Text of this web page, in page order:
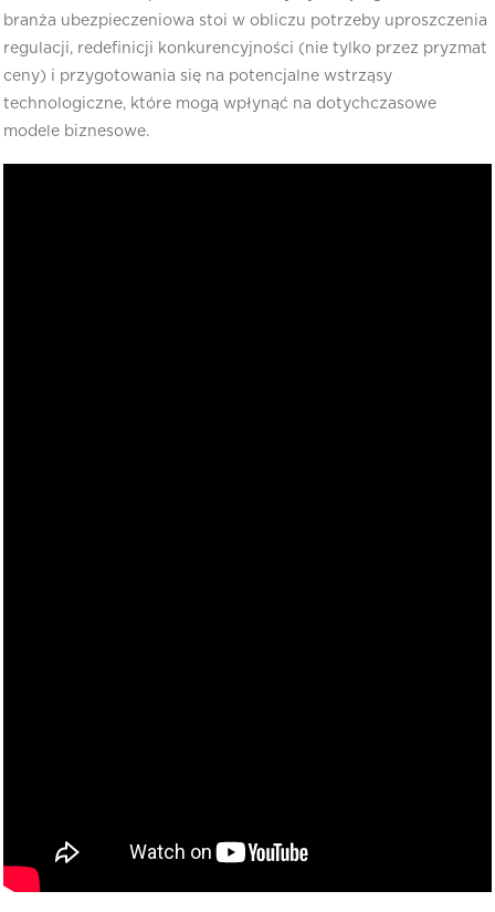
branża ubezpieczeniowa stoi w obliczu potrzeby uproszczenia
regulacji, redefinicji konkurencyjności (nie tylko przez pryzmat
ceny) i przygotowania się na potencjalne wstrząsy
technologiczne, które mogą wpłynąć na dotychczasowe
modele biznesowe.